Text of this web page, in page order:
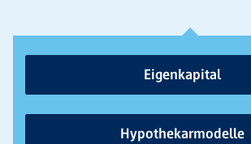
Eigenkapital
Hypothekarmodelle